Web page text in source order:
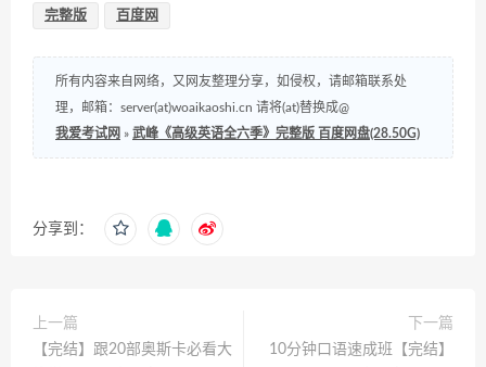
完整版 百度网
所有内容来自网络，又网友整理分享，如侵权，请邮箱联系处
理，邮箱：server(at)woaikaoshi.cn 请将(at)替换成@
我爱考试网 » 武峰《高级英语全六季》完整版 百度网盘(28.50G)
分享到：
上一篇
【完结】跟20部奥斯卡必看大
下一篇
10分钟口语速成班【完结】